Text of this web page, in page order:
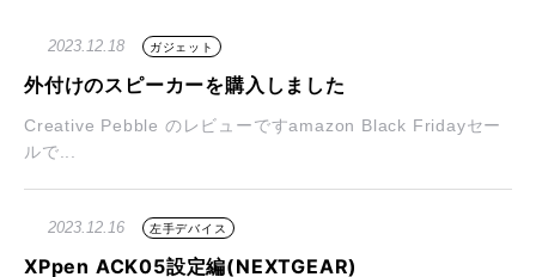
2023.12.18 ガジェット
外付けのスピーカーを購入しました
Creative Pebble のレビューですamazon Black Fridayセー
ルで...
2023.12.16 左手デバイス
XPpen ACK05設定編(NEXTGEAR)